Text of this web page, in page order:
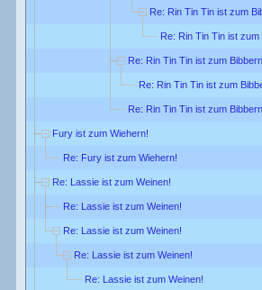
Re: Rin Tin Tin ist zum
Re: Rin Tin Tin ist zum
Re: Rin Tin Tin ist zum
Re: Rin Tin Tin ist zum
Re: Rin Tin Tin ist zum
Fury ist zum Wiehern!
Re: Fury ist zum Wiehern!
Re: Lassie ist zum Weinen!
Re: Lassie ist zum Weinen!
Re: Lassie ist zum Weinen!
Re: Lassie ist zum Weinen!
Re: Lassie ist zum Weinen!